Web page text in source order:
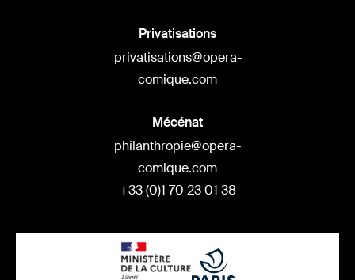
Privatisations
privatisations@opera-
comique.com
Mécénat
philanthropie@opera-
comique.com
+33 (0)1 70 23 01 38